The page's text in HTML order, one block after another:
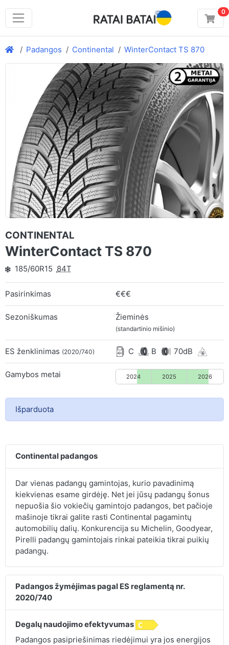
0
Padangos Continental WinterContact TS 870
CONTINENTAL
WinterContact TS 870
185/60R15 84T
Pasirinkimas €€€
Sezoniškumas Žieminės
(standartinio mišinio)
ES ženklinimas (2020/740) C B 70dB
Gamybos metai 2024 2025 2026
Išparduota
Continental padangos
Dar vienas padangų gamintojas, kurio pavadinimą
kiekvienas esame girdėję. Net jei jūsų padangų šonus
nepuošia šio vokiečių gamintojo padangos, bet pačioje
mašinoje tikrai galite rasti Continental pagamintų
automobilių dalių. Konkurencija su Michelin, Goodyear,
Pirelli padangų gamintojais rinkai pateikia tikrai puikių
padangų.
Padangos žymėjimas pagal ES reglamentą nr.
2020/740
Degalų naudojimo efektyvumas
Padangos pasipriešinimas riedėjimui yra jos energijos